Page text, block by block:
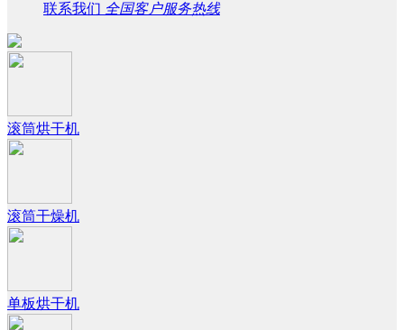
联系我们 全国客户服务热线
滚筒烘干机
滚筒干燥机
单板烘干机